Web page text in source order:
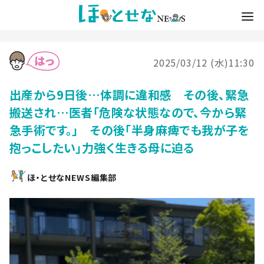
2025/03/12 (水)11:30
出産から9日後…体調に違和感 その後、緊急
搬送され…医者「危険な状態なので、今から緊
急手術です。」 その後「半身麻痺でも我が子を
抱っこしたい」力強く生きる母に迫る
ほ・とせなNEWS編集部